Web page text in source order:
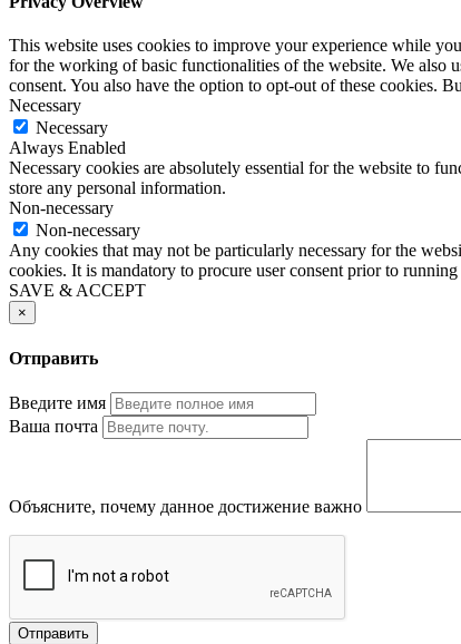
This website uses cookies to improve your experience while
for the working of basic functionalities of the website. We also
consent. You also have the option to opt-out of these cookies.
Necessary
Necessary
Always Enabled
Necessary cookies are absolutely essential for the website to
store any personal information.
Non-necessary
Non-necessary
Any cookies that may not be particularly necessary for the
cookies. It is mandatory to procure user consent prior to
SAVE & ACCEPT
×
Отправить
Введите имя
Ваша почта
Объясните, почему данное достижение важно
Отправить